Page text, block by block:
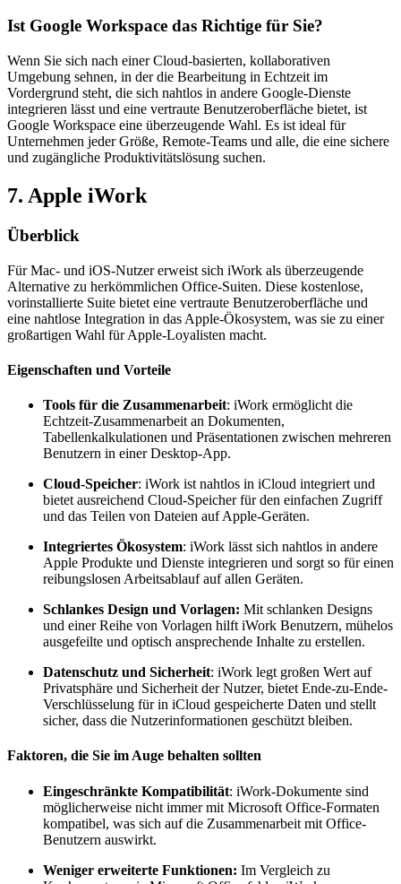
Ist Google Workspace das Richtige für Sie?
Wenn Sie sich nach einer Cloud-basierten, kollaborativen
Umgebung sehnen, in der die Bearbeitung in Echtzeit im
Vordergrund steht, die sich nahtlos in andere Google-Dienste
integrieren lässt und eine vertraute Benutzeroberfläche bietet, ist
Google Workspace eine überzeugende Wahl. Es ist ideal für
Unternehmen jeder Größe, Remote-Teams und alle, die eine sichere
und zugängliche Produktivitätslösung suchen.
7. Apple iWork
Überblick
Für Mac- und iOS-Nutzer erweist sich iWork als überzeugende
Alternative zu herkömmlichen Office-Suiten. Diese kostenlose,
vorinstallierte Suite bietet eine vertraute Benutzeroberfläche und
eine nahtlose Integration in das Apple-Ökosystem, was sie zu einer
großartigen Wahl für Apple-Loyalisten macht.
Eigenschaften und Vorteile
Tools für die Zusammenarbeit: iWork ermöglicht die
Echtzeit-Zusammenarbeit an Dokumenten,
Tabellenkalkulationen und Präsentationen zwischen mehreren
Benutzern in einer Desktop-App.
Cloud-Speicher: iWork ist nahtlos in iCloud integriert und
bietet ausreichend Cloud-Speicher für den einfachen Zugriff
und das Teilen von Dateien auf Apple-Geräten.
Integriertes Ökosystem: iWork lässt sich nahtlos in andere
Apple Produkte und Dienste integrieren und sorgt so für einen
reibungslosen Arbeitsablauf auf allen Geräten.
Schlankes Design und Vorlagen: Mit schlanken Designs
und einer Reihe von Vorlagen hilft iWork Benutzern, mühelos
ausgefeilte und optisch ansprechende Inhalte zu erstellen.
Datenschutz und Sicherheit: iWork legt großen Wert auf
Privatsphäre und Sicherheit der Nutzer, bietet Ende-zu-Ende-
Verschlüsselung für in iCloud gespeicherte Daten und stellt
sicher, dass die Nutzerinformationen geschützt bleiben.
Faktoren, die Sie im Auge behalten sollten
Eingeschränkte Kompatibilität: iWork-Dokumente sind
möglicherweise nicht immer mit Microsoft Office-Formaten
kompatibel, was sich auf die Zusammenarbeit mit Office-
Benutzern auswirkt.
Weniger erweiterte Funktionen: Im Vergleich zu